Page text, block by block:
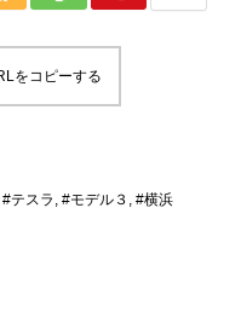
をコピーする
#テスラ #モデル３
#横浜